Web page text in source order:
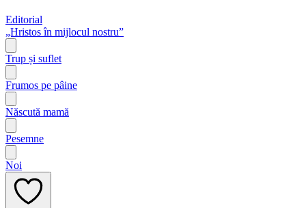
Editorial
„Hristos în mijlocul nostru”
Trup și suflet
Frumos pe pâine
Născută mamă
Pesemne
Noi